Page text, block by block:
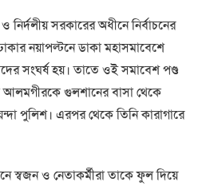
সরকারের অধীনে নির্বাচনের
নয়াপল্টনে ডাকা মহাসমাবেশে
সংঘর্ষ হয়। তাতে ওই সমাবেশ পণ্ড
গুলশানের বাসা থেকে
পুলিশ। এরপর থেকে তিনি কারাগারে
স্বজন ও নেতাকর্মীরা তাকে ফুল দিয়ে